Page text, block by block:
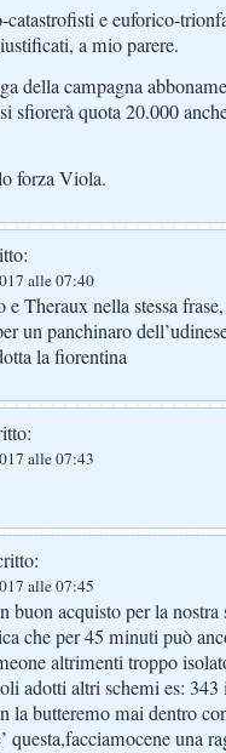
catastrofisti e euforico-
a mio parere.
della campagna
sfiorerà quota 20.000
forza Viola.
alle 07:40
Theraux nella stessa
un panchinaro
la fiorentina
alle 07:43
alle 07:45
buon acquisto per la
che per 45 minuti può
altrimenti troppo
adotti altri schemi es: 343
la butteremo mai dentro
questa,facciamocene una